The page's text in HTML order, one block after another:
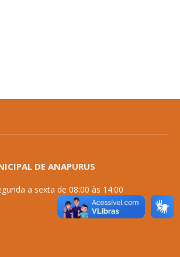
DE ANAPURUS
a sexta de 08:00 às 14:00